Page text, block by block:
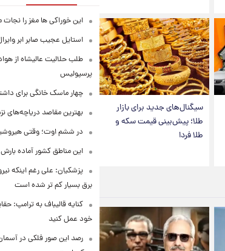
سیگنال‌های جدید برای بازار
طلا؛ پیش‌بینی قیمت سکه و
طلا فردا
این خوراکی ها مغز را
استایل عجیب صابر ابر
طلب حلالیت عالیشاه از
پرسپولیس
چهار ماسک خانگی برای
بهترین مقاصد دریاچه‌های
در ششم اوت؛ وقتی
این مناطق کشور آماده بارش
پزشکیان: علی رغم اینکه
برق بسیار کم تر شده است
کنایه قالیباف به ترامپ:
خود عمل کنید
رصد این صور فلکی در